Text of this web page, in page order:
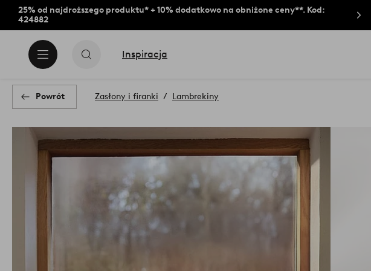
25% od najdroższego produktu* + 10% dodatkowo na obniżone ceny**. Kod:
424882
Inspiracja
Powrót Zasłony i firanki Lambrekiny